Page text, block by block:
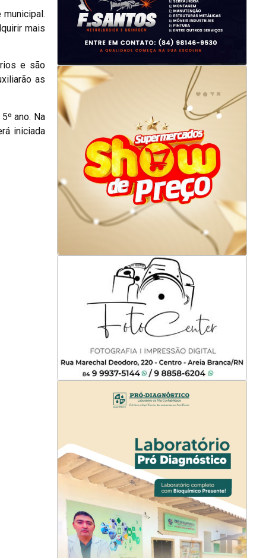
mais
e são
as
ano. Na
iniciada